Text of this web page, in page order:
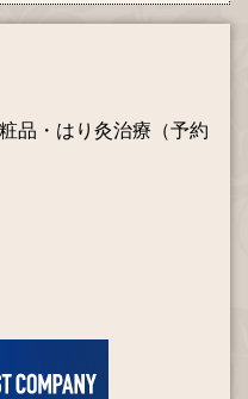
品・はり灸治療（予約